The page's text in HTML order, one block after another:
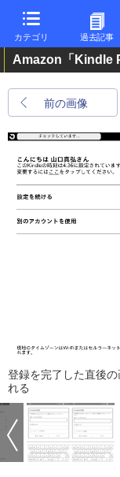
カテゴリ 過去記事
Amazon「Kindle
前の画像
登録を完了した直後
れる